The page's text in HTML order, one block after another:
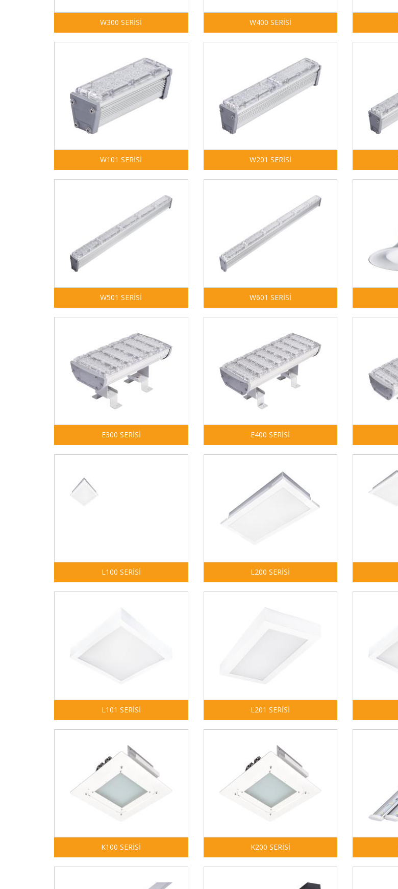
W300 SERİSİ W400 SERİSİ
W101 SERİSİ W201 SERİSİ
W501 SERİSİ W601 SERİSİ
E300 SERİSİ E400 SERİSİ
L100 SERİSİ L200 SERİSİ
L101 SERİSİ L201 SERİSİ
K100 SERİSİ K200 SERİSİ